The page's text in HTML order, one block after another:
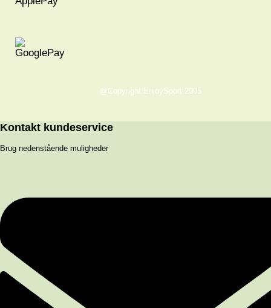
@Copyright EnjoySport 2005
Kontakt kundeservice
Brug nedenstående muligheder